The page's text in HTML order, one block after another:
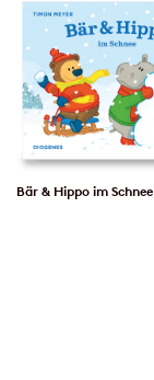
Bär & Hippo im Schnee